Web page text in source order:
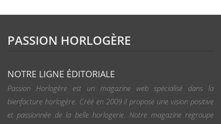
PASSION HORLOGÈRE
NOTRE LIGNE ÉDITORIALE
Passion Horlogère est un magazine web spécialisé dans la
bienfacture horlogère. Créé en 2009 il propose une vision positive
et passionnée de la belle horlogerie. Notre magazine regroupe